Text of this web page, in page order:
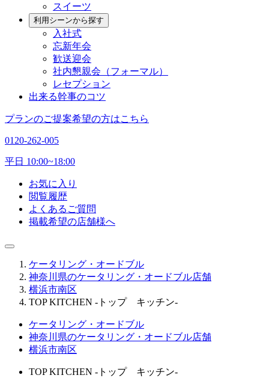
スイーツ
利用シーンから探す
入社式
忘新年会
歓送迎会
社内懇親会（フォーマル）
レセプション
出来る幹事のコツ
プランのご提案希望の方はこちら
0120-262-005
平日 10:00~18:00
お気に入り
閲覧履歴
よくあるご質問
掲載希望の店舗様へ
ケータリング・オードブル
神奈川県のケータリング・オードブル店舗
横浜市南区
TOP KITCHEN -トップ キッチン-
ケータリング・オードブル
神奈川県のケータリング・オードブル店舗
横浜市南区
TOP KITCHEN -トップ キッチン-